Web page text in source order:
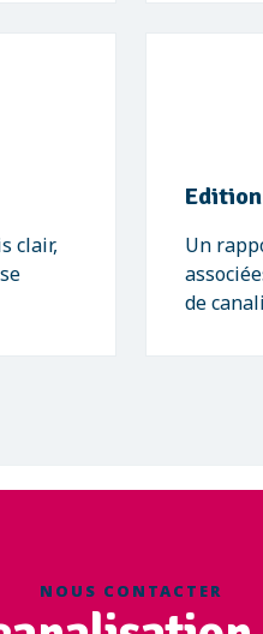
clair,
Un
de
NOUS CONTACTER